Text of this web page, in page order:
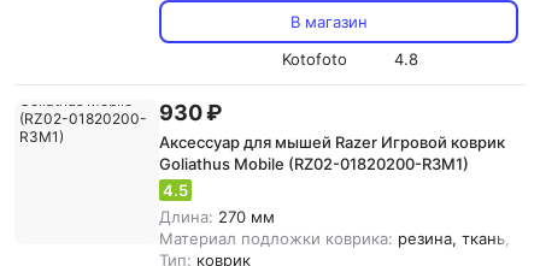
В магазин
Kotofoto
4.8
930 ₽
Аксессуар для мышей Razer Игровой коврик
Goliathus Mobile (RZ02-01820200-R3M1)
4.5
Длина: 270 мм
Материал подложки коврика: резина, ткань,
Тип: коврик